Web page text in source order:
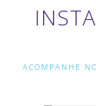
ACOMPANHE